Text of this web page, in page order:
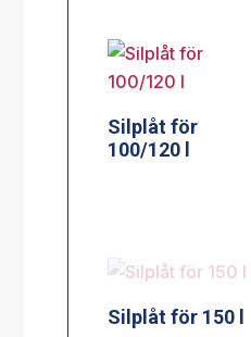
Silplåt för
100/120 l
Silplåt för 150 l